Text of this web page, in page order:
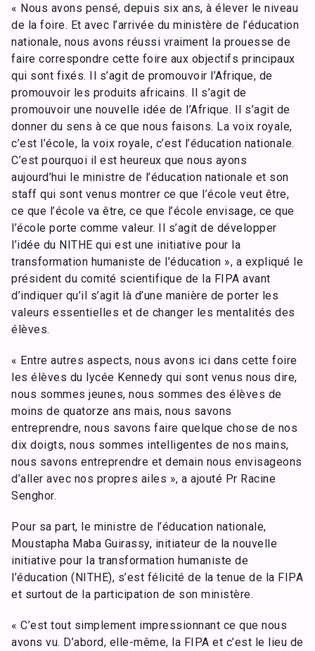
« Nous avons pensé, depuis six ans, à élever le niveau
de la foire. Et avec l’arrivée du ministère de l’éducation
nationale, nous avons réussi vraiment la prouesse de
faire correspondre cette foire aux objectifs principaux
qui sont fixés. Il s’agit de promouvoir l’Afrique, de
promouvoir les produits africains. Il s’agit de
promouvoir une nouvelle idée de l’Afrique. Il s’agit de
donner du sens à ce que nous faisons. La voix royale,
c’est l’école, la voix royale, c’est l’éducation nationale.
C’est pourquoi il est heureux que nous ayons
aujourd’hui le ministre de l’éducation nationale et son
staff qui sont venus montrer ce que l’école veut être,
ce que l’école va être, ce que l’école envisage, ce que
l’école porte comme valeur. Il s’agit de développer
l’idée du NITHE qui est une initiative pour la
transformation humaniste de l’éducation », a expliqué le
président du comité scientifique de la FIPA avant
d’indiquer qu’il s’agit là d’une manière de porter les
valeurs essentielles et de changer les mentalités des
élèves.
« Entre autres aspects, nous avons ici dans cette foire
les élèves du lycée Kennedy qui sont venus nous dire,
nous sommes jeunes, nous sommes des élèves de
moins de quatorze ans mais, nous savons
entreprendre, nous savons faire quelque chose de nos
dix doigts, nous sommes intelligentes de nos mains,
nous savons entreprendre et demain nous envisageons
d’aller avec nos propres ailes », a ajouté Pr Racine
Senghor.
Pour sa part, le ministre de l’éducation nationale,
Moustapha Maba Guirassy, initiateur de la nouvelle
initiative pour la transformation humaniste de
l’éducation (NITHE), s’est félicité de la tenue de la FIPA
et surtout de la participation de son ministère.
« C’est tout simplement impressionnant ce que nous
avons vu. D’abord, elle-même, la FIPA et c’est le lieu de